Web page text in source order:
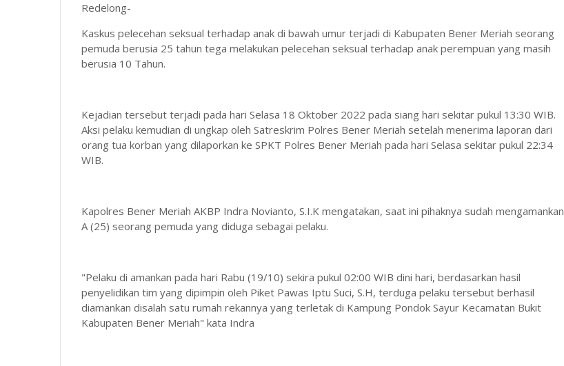
Redelong-
Kaskus pelecehan seksual terhadap anak di bawah umur terjadi di Kabupaten Bener Meriah seorang
pemuda berusia 25 tahun tega melakukan pelecehan seksual terhadap anak perempuan yang masih
berusia 10 Tahun.
Kejadian tersebut terjadi pada hari Selasa 18 Oktober 2022 pada siang hari sekitar pukul 13:30 WIB.
Aksi pelaku kemudian di ungkap oleh Satreskrim Polres Bener Meriah setelah menerima laporan dari
orang tua korban yang dilaporkan ke SPKT Polres Bener Meriah pada hari Selasa sekitar pukul 22:34
WIB.
Kapolres Bener Meriah AKBP Indra Novianto, S.I.K mengatakan, saat ini pihaknya sudah mengamankan
A (25) seorang pemuda yang diduga sebagai pelaku.
"Pelaku di amankan pada hari Rabu (19/10) sekira pukul 02:00 WIB dini hari, berdasarkan hasil
penyelidikan tim yang dipimpin oleh Piket Pawas Iptu Suci, S.H, terduga pelaku tersebut berhasil
diamankan disalah satu rumah rekannya yang terletak di Kampung Pondok Sayur Kecamatan Bukit
Kabupaten Bener Meriah" kata Indra